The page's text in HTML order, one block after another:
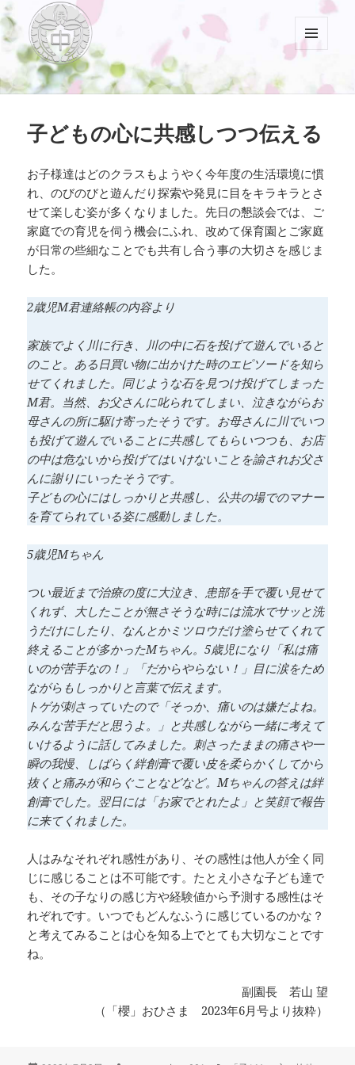
村山中藤保育園
メニュ
ィジェ
ット
子どもの心に共感しつつ伝える
お子様達はどのクラスもようやく今年度の生活環境に慣
れ、のびのびと遊んだり探索や発見に目をキラキラとさ
せて楽しむ姿が多くなりました。先日の懇談会では、ご
家庭での育児を伺う機会にふれ、改めて保育園とご家庭
が日常の些細なことでも共有し合う事の大切さを感じま
した。
2歳児M君連絡帳の内容より
家族でよく川に行き、川の中に石を投げて遊んでいると
のこと。ある日買い物に出かけた時のエピソードを知ら
せてくれました。同じような石を見つけ投げてしまった
M君。当然、お父さんに叱られてしまい、泣きながらお
母さんの所に駆け寄ったそうです。お母さんに川でいつ
も投げて遊んでいることに共感してもらいつつも、お店
の中は危ないから投げてはいけないことを諭されお父さ
んに謝りにいったそうです。
子どもの心にはしっかりと共感し、公共の場でのマナー
を育てられている姿に感動しました。
5歳児Mちゃん
つい最近まで治療の度に大泣き、患部を手で覆い見せて
くれず、大したことが無さそうな時には流水でサッと洗
うだけにしたり、なんとかミツロウだけ塗らせてくれて
終えることが多かったMちゃん。5歳児になり「私は痛
いのが苦手なの！」「だからやらない！」目に涙をため
ながらもしっかりと言葉で伝えます。
トゲが刺さっていたので「そっか、痛いのは嫌だよね。
みんな苦手だと思うよ。」と共感しながら一緒に考えて
いけるように話してみました。刺さったままの痛さや一
瞬の我慢、しばらく絆創膏で覆い皮を柔らかくしてから
抜くと痛みが和らぐことなどなど。Mちゃんの答えは絆
創膏でした。翌日には「お家でとれたよ」と笑顔で報告
に来てくれました。
人はみなそれぞれ感性があり、その感性は他人が全く同
じに感じることは不可能です。たとえ小さな子ども達で
も、その子なりの感じ方や経験値から予測する感性はそ
れぞれです。いつでもどんなふうに感じているのかな？
と考えてみることは心を知る上でとても大切なことです
ね。
副園長 若山 望
（「櫻」おひさま 2023年6月号より抜粋）